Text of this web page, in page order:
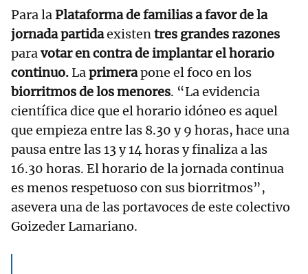
Para laPlataforma de familias a favor de la
jornada partidaexistentres grandes razones
paravotar en contra de implantar el horario
continuo.Laprimerapone el foco en los
biorritmos de los menores. “La evidencia
científica dice que el horario idóneo es aquel
que empieza entre las 8.30 y 9 horas, hace una
pausa entre las 13 y 14 horas y finaliza a las
16.30 horas. El horario de la jornada continua
es menos respetuoso con sus biorritmos”,
asevera una de las portavoces de este colectivo
Goizeder Lamariano.